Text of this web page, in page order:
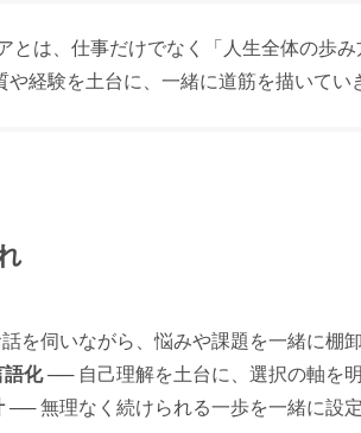
とは、仕事だけでなく「人生全体の歩み
や経験を土台に、一緒に道筋を描いてい
を伺いながら、悩みや課題を一緒に棚
語化── 自己理解を土台に、選択の軸を
── 無理なく続けられる一歩を一緒に設定